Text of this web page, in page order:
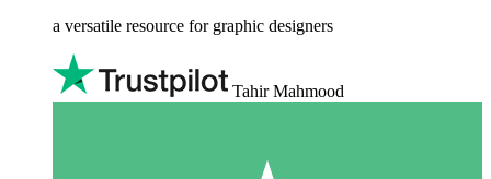
a versatile resource for graphic designers
Tahir Mahmood